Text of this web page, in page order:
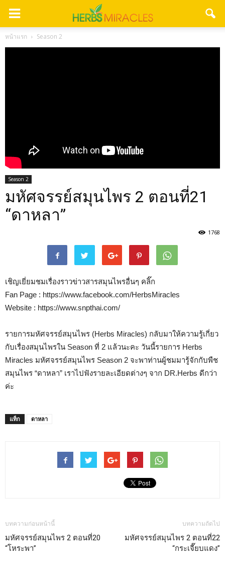
หน้าแรก Season 2
Season 2
มหัศจรรย์สมุนไพร 2 ตอนที่21
“ดาหลา”
1768
เชิญเยี่ยมชมเรื่องราวข่าวสารสมุนไพรอื่นๆ คลิ๊ก
Fan Page : https://www.facebook.com/HerbsMiracles
Website : https://www.snpthai.com/
รายการมหัศจรรย์สมุนไพร (Herbs Miracles) กลับมาให้ความรู้เกี่ยว
กับเรื่องสมุนไพรใน Season ที่ 2 แล้วนะคะ วันนี้รายการ Herbs
Miracles มหัศจรรย์สมุนไพร Season 2 จะพาท่านผู้ชมมารู้จักกับพืช
สมุนไพร “ดาหลา” เราไปฟังรายละเอียดต่างๆ จาก DR.Herbs ดีกว่า
ค่ะ
แท็ก ดาหลา
บทความก่อนหน้านี้
มหัศจรรย์สมุนไพร 2 ตอนที่20
“โหระพา”
บทความถัดไป
มหัศจรรย์สมุนไพร 2 ตอนที่22
“กระเจี๊ยบแดง”